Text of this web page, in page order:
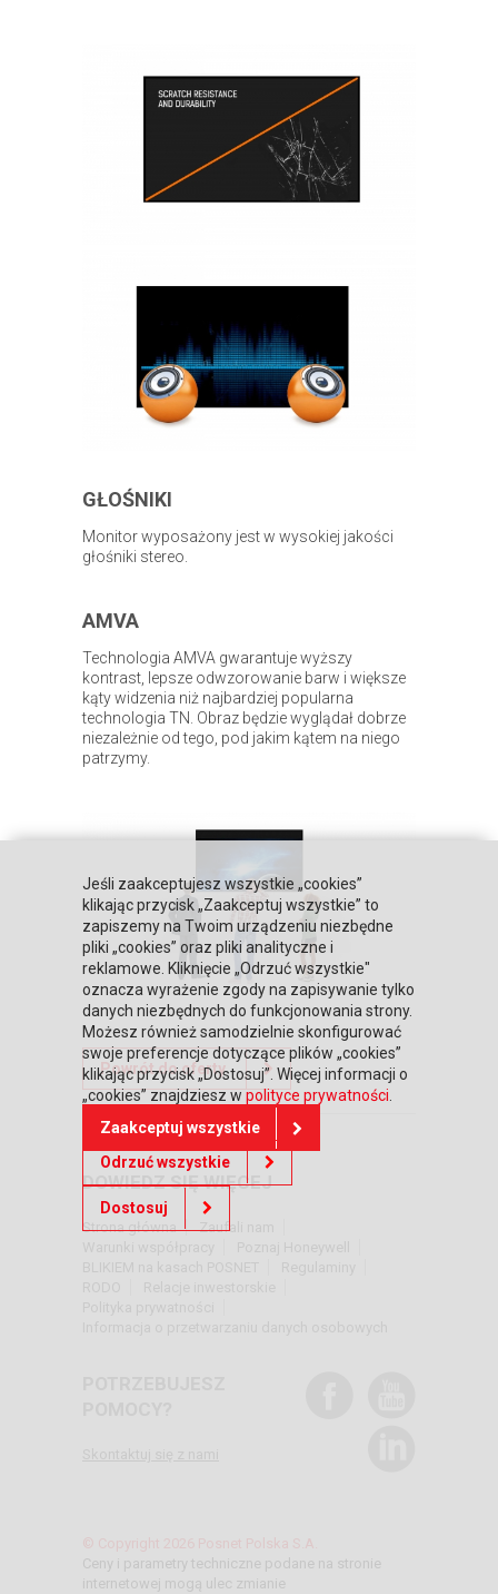
GŁOŚNIKI
Monitor wyposażony jest w wysokiej jakości
głośniki stereo.
AMVA
Technologia AMVA gwarantuje wyższy
kontrast, lepsze odwzorowanie barw i większe
kąty widzenia niż najbardziej popularna
technologia TN. Obraz będzie wyglądał dobrze
niezależnie od tego, pod jakim kątem na niego
patrzymy.
Powrót do oferty
DOWIEDZ SIĘ WIĘCEJ
Strona główna
Zaufali nam
Ceny i parametry techniczne podane na stronie
internetowej mogą ulec zmianie
Jeśli zaakceptujesz wszystkie „cookies”
klikając przycisk „Zaakceptuj wszystkie” to
zapiszemy na Twoim urządzeniu niezbędne
pliki „cookies” oraz pliki analityczne i
reklamowe. Kliknięcie „Odrzuć wszystkie"
oznacza wyrażenie zgody na zapisywanie tylko
danych niezbędnych do funkcjonowania strony.
Możesz również samodzielnie skonfigurować
swoje preferencje dotyczące plików „cookies”
klikając przycisk „Dostosuj”. Więcej informacji o
„cookies” znajdziesz w polityce prywatności.
Zaakceptuj wszystkie
Odrzuć wszystkie
Dostosuj